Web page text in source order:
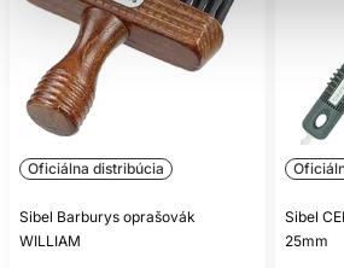
Oficiálna distribúcia
Sibel Barburys oprašovák
WILLIAM
Sibel
25mm